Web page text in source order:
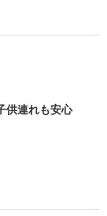
供連れも安心